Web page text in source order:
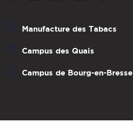
Manufacture des Tabacs
Campus des Quais
Campus de Bourg-en-Bresse